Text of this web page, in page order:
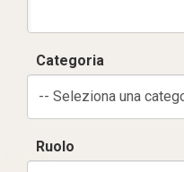
Categoria
-- Seleziona una
Ruolo